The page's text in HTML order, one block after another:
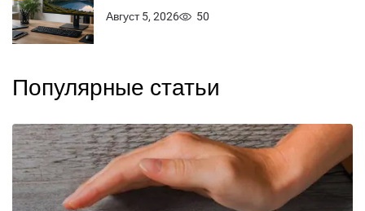
Август 5, 2026 50
Популярные статьи